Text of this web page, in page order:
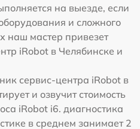
на выезде, если
и сложного
наш мастер привезет
iRobot в Челябинске и
сервис-центра iRobot в
и озвучит стоимость
iRobot i6. диагностика
в среднем занимает 2